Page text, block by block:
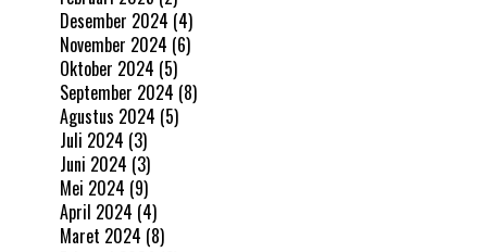
Desember 2024 (4)
November 2024 (6)
Oktober 2024 (5)
September 2024 (8)
Agustus 2024 (5)
Juli 2024 (3)
Juni 2024 (3)
Mei 2024 (9)
April 2024 (4)
Maret 2024 (8)